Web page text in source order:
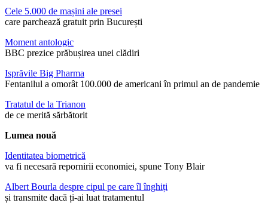
Cele 5.000 de mașini ale presei
care parchează gratuit prin București
Moment antologic
BBC prezice prăbușirea unei clădiri
Isprăvile Big Pharma
Fentanilul a omorât 100.000 de americani în primul an de pandemie
Tratatul de la Trianon
de ce merită sărbătorit
Lumea nouă
Identitatea biometrică
va fi necesară repornirii economiei, spune Tony Blair
Albert Bourla despre cipul pe care îl înghiți
și transmite dacă ți-ai luat tratamentul